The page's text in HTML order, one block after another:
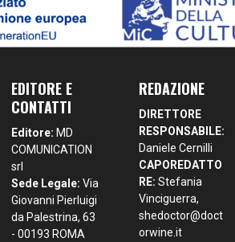
EDITORE E
CONTATTI
Editore: MD
COMUNICATION
srl
Sede Legale: Via
Giovanni Pierluigi
da Palestrina, 63
- 00193 ROMA
REDAZIONE
DIRETTORE
RESPONSABILE:
Daniele Cernilli
CAPOREDATTO
RE: Stefania
Vinciguerra,
shedoctor@doct
orwine.it